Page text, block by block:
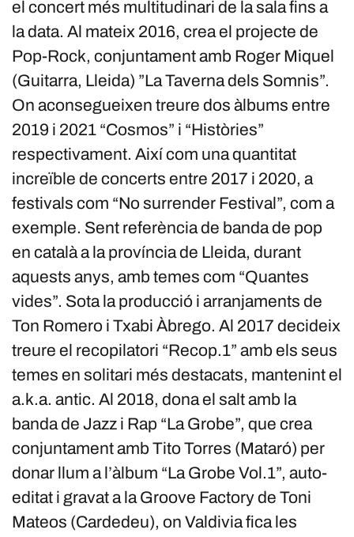
el concert més multitudinari de la sala fins a
la data. Al mateix 2016, crea el projecte de
Pop-Rock, conjuntament amb Roger Miquel
(Guitarra, Lleida) ”La Taverna dels Somnis”.
On aconsegueixen treure dos àlbums entre
2019 i 2021 “Cosmos” i “Històries”
respectivament. Així com una quantitat
increïble de concerts entre 2017 i 2020, a
festivals com “No surrender Festival”, com a
exemple. Sent referència de banda de pop
en català a la província de Lleida, durant
aquests anys, amb temes com “Quantes
vides”. Sota la producció i arranjaments de
Ton Romero i Txabi Àbrego. Al 2017 decideix
treure el recopilatori “Recop.1” amb els seus
temes en solitari més destacats, mantenint el
a.k.a. antic. Al 2018, dona el salt amb la
banda de Jazz i Rap “La Grobe”, que crea
conjuntament amb Tito Torres (Mataró) per
donar llum a l’àlbum “La Grobe Vol.1”, auto-
editat i gravat a la Groove Factory de Toni
Mateos (Cardedeu), on Valdivia fica les